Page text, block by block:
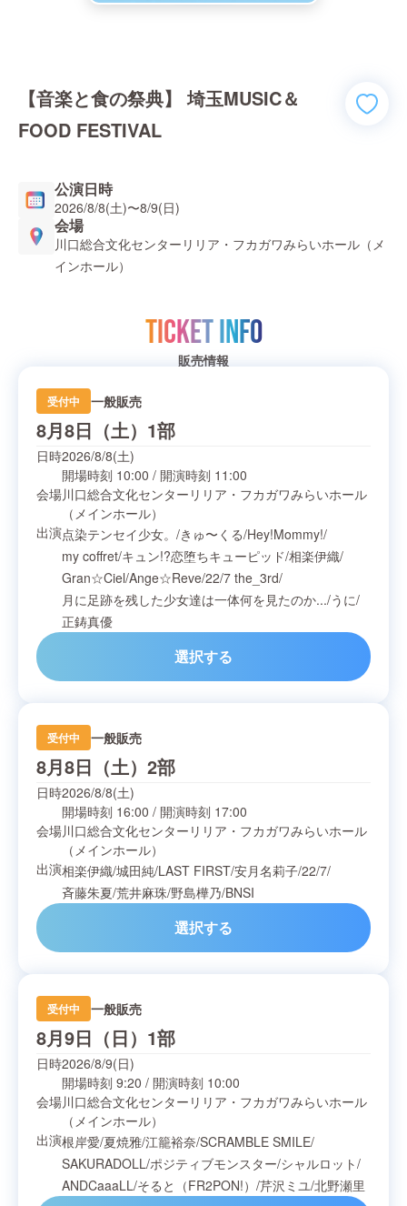
【音楽と食の祭典】 埼玉MUSIC＆
FOOD FESTIVAL
公演日時
2026/8/8(土)〜8/9(日)
会場
川口総合文化センターリリア・フカガワみらいホール（メ
インホール）
TICKET INFO
販売情報
受付中 一般販売
8月8日（土）1部
日時2026/8/8(土)
開場時刻 10:00 / 開演時刻 11:00
会場川口総合文化センターリリア・フカガワみらいホール
（メインホール）
出演点染テンセイ少女。 /きゅ〜くる/Hey!Mommy!/
my coffret/キュン!?恋堕ちキューピッド/相楽伊織/
Gran☆Ciel/Ange☆Reve/22/7 the_3rd/
月に足跡を残した少女達は一体何を見たのか.../うに/
正鋳真優
選択する
受付中 一般販売
8月8日（土）2部
日時2026/8/8(土)
開場時刻 16:00 / 開演時刻 17:00
会場川口総合文化センターリリア・フカガワみらいホール
（メインホール）
出演相楽伊織/城田純/LAST FIRST/安月名莉子/22/7/
斉藤朱夏/荒井麻珠/野島樺乃/BNSI
選択する
受付中 一般販売
8月9日（日）1部
日時2026/8/9(日)
開場時刻 9:20 / 開演時刻 10:00
会場川口総合文化センターリリア・フカガワみらいホール
（メインホール）
出演根岸愛/夏焼雅/江籠裕奈/SCRAMBLE SMILE/
SAKURADOLL/ポジティブモンスター/シャルロット/
ANDCaaaLL/そると（FR2PON!） /芹沢ミユ/北野瀬里